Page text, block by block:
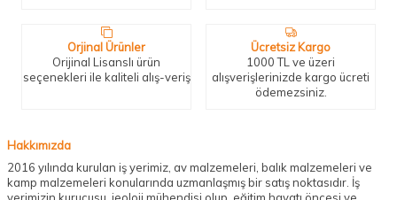
Orjinal Ürünler
Orijinal Lisanslı ürün
seçenekleri ile kaliteli alış-veriş
Ücretsiz Kargo
1000 TL ve üzeri
alışverişlerinizde kargo ücreti
ödemezsiniz.
Hakkımızda
2016 yılında kurulan iş yerimiz, av malzemeleri, balık malzemeleri ve
kamp malzemeleri konularında uzmanlaşmış bir satış noktasıdır. İş
yerimizin kurucusu, jeoloji mühendisi olup, eğitim hayatı öncesi ve